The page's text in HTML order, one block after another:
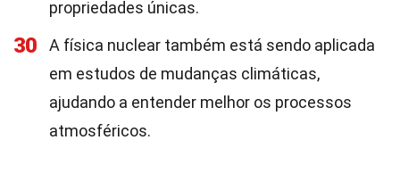
propriedades únicas.
30
A física nuclear também está sendo aplicada
em estudos de mudanças climáticas,
ajudando a entender melhor os processos
atmosféricos.